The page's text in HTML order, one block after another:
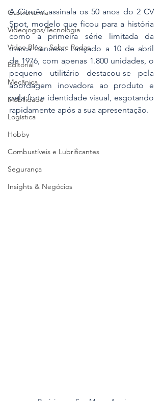
Gastronomia
Videojogos/Tecnologia
Vídeo Blog - Sobre Rodas
Editorial
Mecânica
Mobilidade
Logística
Hobby
Combustíveis e Lubrificantes
Segurança
Insights & Negócios
A Citroën assinala os 50 anos do 2 CV
Spot, modelo que ficou para a história
como a primeira série limitada da
marca francesa. Lançado a 10 de abril
de 1976, com apenas 1.800 unidades, o
pequeno utilitário destacou-se pela
abordagem inovadora ao produto e
pela forte identidade visual, esgotando
rapidamente após a sua apresentação.